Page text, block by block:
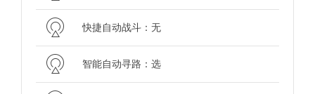
快捷自动战斗：无
智能自动寻路：选